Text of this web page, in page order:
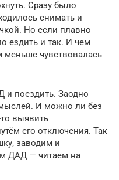
Сразу было
снимать и
Но если плавно
ездить и так. И чем
меньше чувствовалась
и поездить. Заодно
И можно ли без
выявить
его отключения. Так
заводим и
ДАД — читаем на